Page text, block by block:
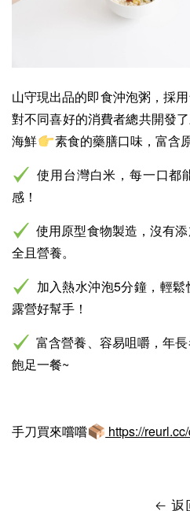
山守現出品的即食沖泡粥，採
對不同喜好的消費者總共開發
海鮮
素食的藥膳口味，富含
使用台灣白米，每一口都
感！
使用原型食物製造，沒有
全且營養。
加入熱水沖泡5分鐘，輕
露營好幫手！
富含營養、容易咀嚼，年
飽足一餐~
手刀買來嚐嚐 https://
返